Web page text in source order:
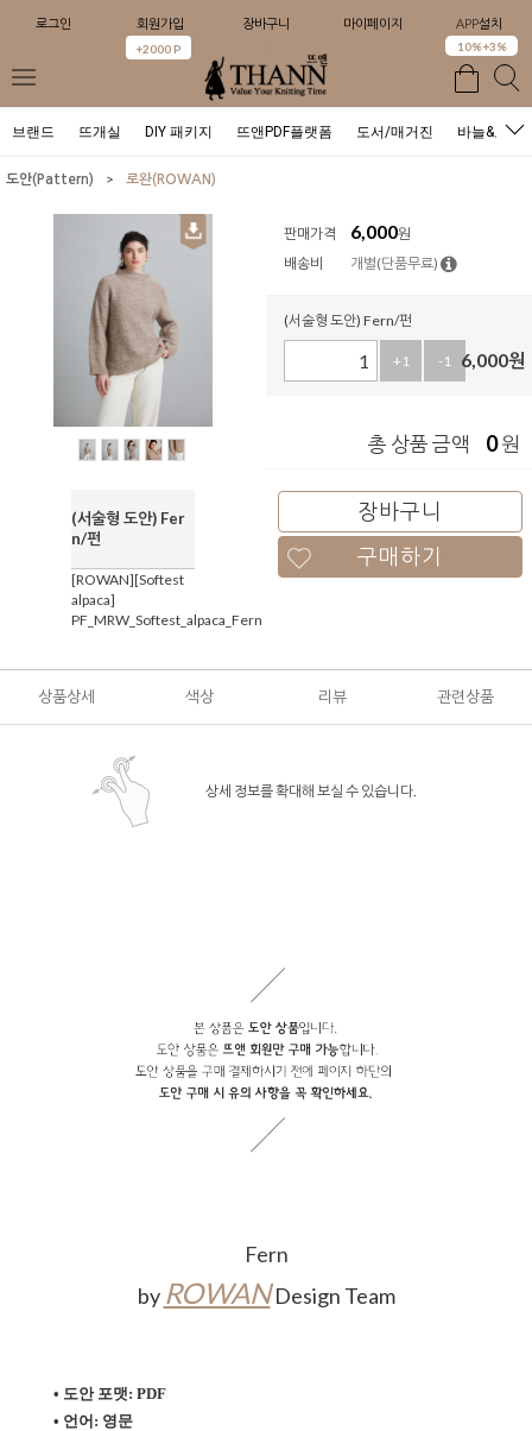
로그인 회원가입
+2000 P
장바구니 마이페이지 APP설치
10%+3%
브랜드 뜨개실 DIY 패키지 뜨앤PDF플랫폼 도서/매거진 바늘&도구
도안(Pattern) > 로완(ROWAN)
(서술형 도안) Fer
n/펀
[ROWAN][Softest
alpaca]
PF_MRW_Softest_alpaca_Fern
판매가격 6,000원
배송비
개별(단품무료)
(서술형 도안) Fern/펀
+1 -1 6,000원
총 상품 금액 0원
장바구니
구매하기
상품상세 색상 리뷰 관련상품
상세 정보를 확대해 보실 수 있습니다.
Fern
by ROWAN Design Team
• 도안 포맷: PDF
• 언어: 영문